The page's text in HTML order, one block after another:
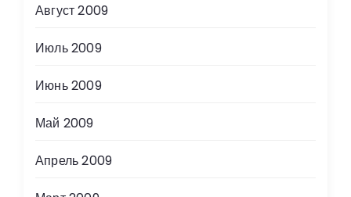
Август 2009
Июль 2009
Июнь 2009
Май 2009
Апрель 2009